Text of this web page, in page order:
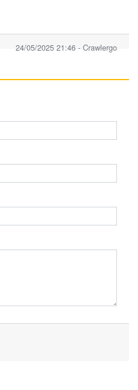
24/05/2025 21:46 - Crawlergo